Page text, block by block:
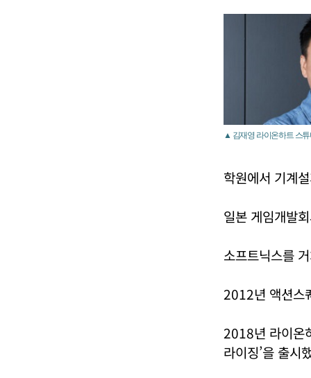
▲ 김재영 라이온하트 스
학원에서 기계
일본 게임개발
소프트닉스를
2012년 액션스
2018년 라이온
라이징’을 출시